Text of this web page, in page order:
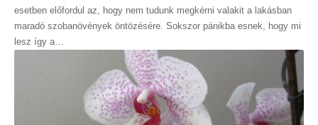
esetben előfordul az, hogy nem tudunk megkérni valakit a lakásban
maradó szobanövények öntözésére. Sokszor pánikba esnek, hogy mi
lesz így a